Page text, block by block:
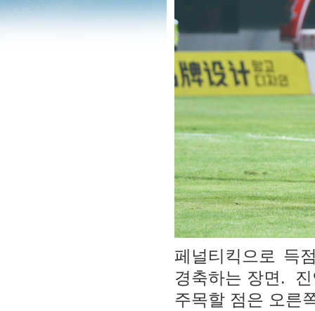
페널티킥으로 득
경축하는 장면.
주목할 점은 오른